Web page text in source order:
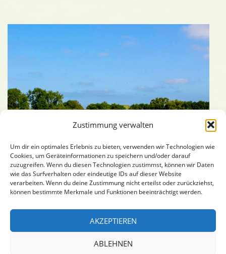
Zustimmung verwalten
Um dir ein optimales Erlebnis zu bieten, verwenden wir Technologien wie
Cookies, um Geräteinformationen zu speichern und/oder darauf
zuzugreifen. Wenn du diesen Technologien zustimmst, können wir Daten
wie das Surfverhalten oder eindeutige IDs auf dieser Website
verarbeiten. Wenn du deine Zustimmung nicht erteilst oder zurückziehst,
können bestimmte Merkmale und Funktionen beeinträchtigt werden.
AKZEPTIEREN
ABLEHNEN
Ferienhaus Idylle